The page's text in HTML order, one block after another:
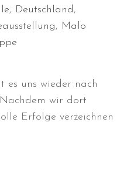
Juli 2022
Juni 2022
Mai 2022
Februar 2022
Januar 2022
, Deutschland,
, Malo
es uns wieder nach
wir dort
Erfolge verzeichnen